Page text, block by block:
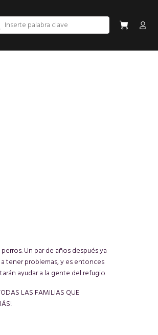
Un par de años después ya
tener problemas, y es entonces
ayudar a la gente del refugio.
LAS FAMILIAS QUE